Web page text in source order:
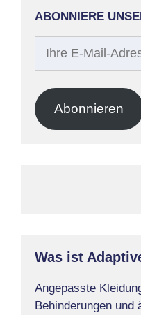
ABONNIERE
Adresse
Abonnieren
Was ist
Angepasste
Behinderungen und